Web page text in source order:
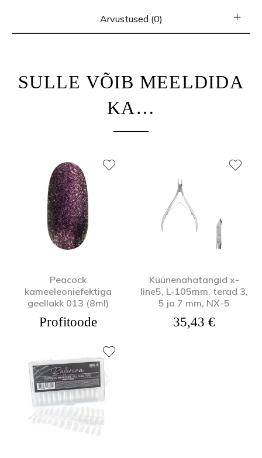
Arvustused (0)
SULLE VÕIB MEELDIDA
KA…
Peacock
kameeleoniefektiga
geellakk 013 (8ml)
Profitoode
Küünenahatangid x-
line5, L-105mm, terad 3,
5 ja 7 mm, NX-5
35,43 €